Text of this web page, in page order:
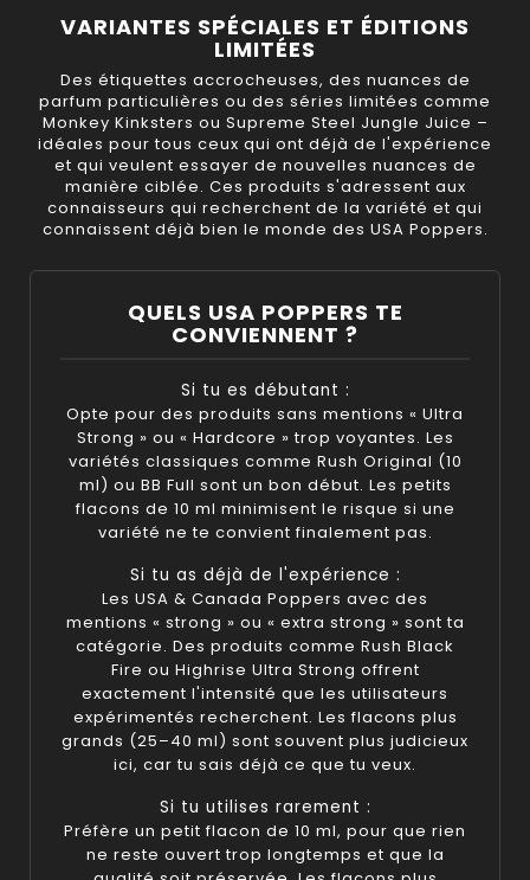
VARIANTES SPÉCIALES ET ÉDITIONS
LIMITÉES
Des étiquettes accrocheuses, des nuances de
parfum particulières ou des séries limitées comme
Monkey Kinksters ou Supreme Steel Jungle Juice –
idéales pour tous ceux qui ont déjà de l'expérience
et qui veulent essayer de nouvelles nuances de
manière ciblée. Ces produits s'adressent aux
connaisseurs qui recherchent de la variété et qui
connaissent déjà bien le monde des USA Poppers.
QUELS USA POPPERS TE
CONVIENNENT ?
Si tu es débutant :
Opte pour des produits sans mentions « Ultra
Strong » ou « Hardcore » trop voyantes. Les
variétés classiques comme Rush Original (10
ml) ou BB Full sont un bon début. Les petits
flacons de 10 ml minimisent le risque si une
variété ne te convient finalement pas.
Si tu as déjà de l'expérience :
Les USA & Canada Poppers avec des
mentions « strong » ou « extra strong » sont ta
catégorie. Des produits comme Rush Black
Fire ou Highrise Ultra Strong offrent
exactement l'intensité que les utilisateurs
expérimentés recherchent. Les flacons plus
grands (25–40 ml) sont souvent plus judicieux
ici, car tu sais déjà ce que tu veux.
Si tu utilises rarement :
Préfère un petit flacon de 10 ml, pour que rien
ne reste ouvert trop longtemps et que la